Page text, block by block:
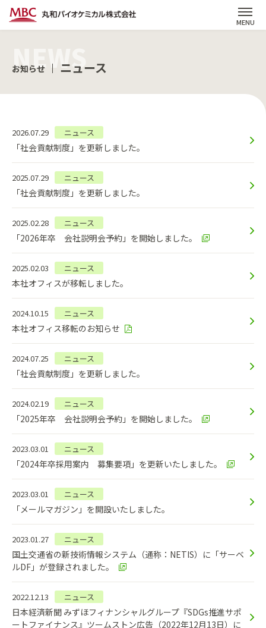
お知らせ ニュース
2026.07.29 ニュース
「社会貢献制度」を更新しました。
2025.07.29 ニュース
「社会貢献制度」を更新しました。
2025.02.28 ニュース
「2026年卒 会社説明会予約」を開始しました。
2025.02.03 ニュース
本社オフィスが移転しました。
2024.10.15 ニュース
本社オフィス移転のお知らせ
2024.07.25 ニュース
「社会貢献制度」を更新しました。
2024.02.19 ニュース
「2025年卒 会社説明会予約」を開始しました。
2023.03.01 ニュース
「2024年卒採用案内 募集要項」を更新いたしました。
2023.03.01 ニュース
「メールマガジン」を開設いたしました。
2023.01.27 ニュース
国土交通省の新技術情報システム（通称：NETIS）に「サーベ
ルDF」が登録されました。
2022.12.13 ニュース
日本経済新聞 みずほフィナンシャルグループ『SDGs推進サポ
ートファイナンス』ツームストン広告（2022年12月13日）に